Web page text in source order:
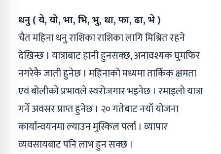
धनु ( ये, यो, भा, भि, भु, धा, फा, ढा, भे )
चैत महिना धनु राशिका राशिका लागि मिश्रित रहने
देखिन्छ । यात्राबाट हानी हुनसक्छ, अनावश्यक घुमफिर
नगरेकै जाती हुनेछ । महिनाको मध्यमा तार्किक क्षमता
एवं बोलीको प्रभावले स्वरोजगार भइनेछ । रमाइलो यात्रा
गर्ने अवसर प्राप्त हुनेछ । २० गतेबाट नयाँ योजना
कार्यान्वयनमा ल्याउन मुस्किल पर्ला । व्यापार
व्यवसायबाट पनि लाभ हुन सक्छ ।